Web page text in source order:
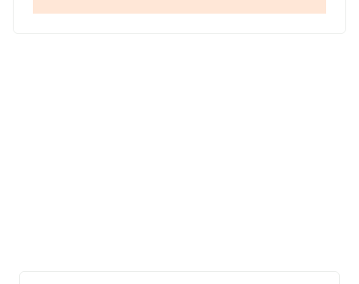
facturación asciende a 22.737 millones de euros y la